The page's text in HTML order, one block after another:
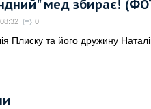
мед збирає!
0
Плиску та його дружину